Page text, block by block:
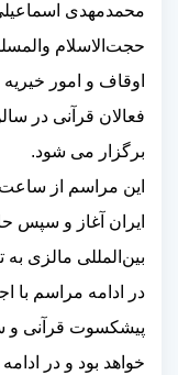
محمدمهدی
حجت‌الاسلام
اوقاف و امور خیریه
فعالان قرآنی در
برگزار می شود.
ایران آغاز و سپس
بین‌المللی مالزی به
در ادامه مراسم با
پیشکسوت قرآنی و
خواهد بود و در ادامه